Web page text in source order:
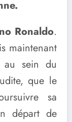
Ronaldo.
maintenant
au sein du
que le
sa
départ de